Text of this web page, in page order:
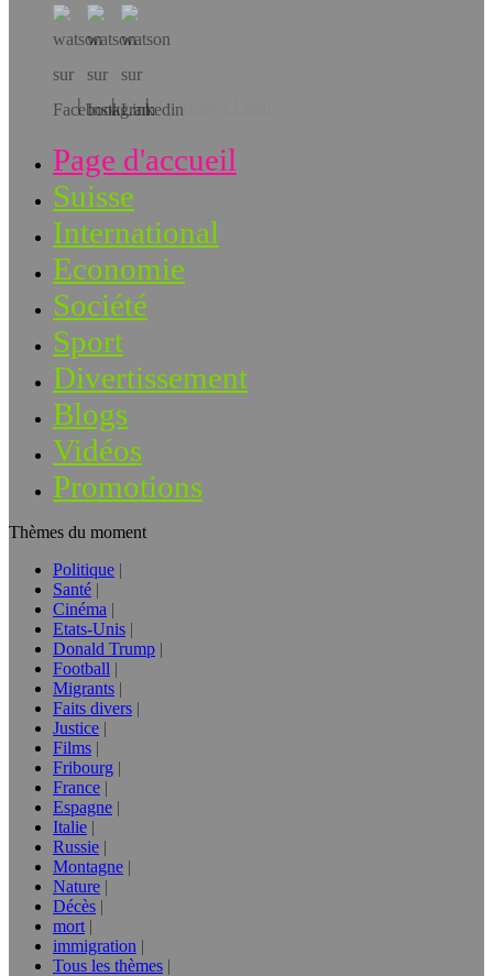
Téléchargez l’app!
Page d'accueil
Suisse
International
Economie
Société
Sport
Divertissement
Blogs
Vidéos
Promotions
Thèmes du moment
Politique
Santé
Cinéma
Etats-Unis
Donald Trump
Football
Migrants
Faits divers
Justice
Films
Fribourg
France
Espagne
Italie
Russie
Montagne
Nature
Décès
mort
immigration
Tous les thèmes